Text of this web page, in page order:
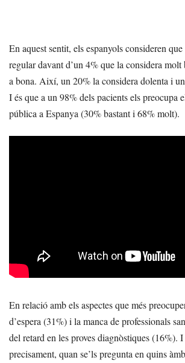
En aquest sentit, els espanyols consideren
regular davant d’un 4% que la considera
a bona. Així, un 20% la considera dolenta i
I és que a un 98% dels pacients els preocupa
pública a Espanya (30% bastant i 68% molt).
En relació amb els aspectes que més
d’espera (31%) i la manca de professionals
del retard en les proves diagnòstiques (16%). I
precisament, quan se’ls pregunta en quins